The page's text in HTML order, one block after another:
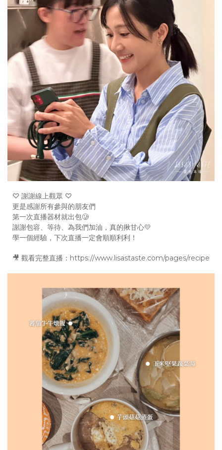
♡ 謝謝線上觀眾 ♡
更是感謝所有參與的朋友們
第一次直播器材就出包🥲
謝謝包容、等待、為我們加油，真的揪甘心💛
學一個經驗，下次直播一定會順順利利！
🎥 觀看完整直播：https://www.lisastaste.com/pages/recipe